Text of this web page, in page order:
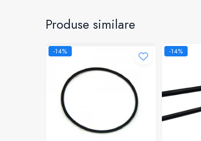
Piese motocoase 4T
Piese motocultoare
Produse similare
-14% -14%